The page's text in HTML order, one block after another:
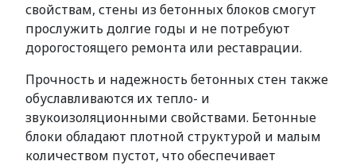
свойствам, стены из бетонных блоков смогут
прослужить долгие годы и не потребуют
дорогостоящего ремонта или реставрации.
Прочность и надежность бетонных стен также
обуславливаются их тепло- и
звукоизоляционными свойствами. Бетонные
блоки обладают плотной структурой и малым
количеством пустот, что обеспечивает